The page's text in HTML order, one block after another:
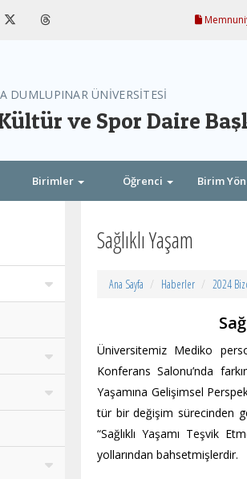
DUMLUPINAR ÜNİVERSİTESİ
ve Spor Daire
Birimler Öğrenci Birim
Sağlıklı Yaşam
Ana Sayfa Haberler 2024
Üniversitemiz Mediko
Konferans Salonu’nda
Yaşamına Gelişimsel
tür bir değişim sürecinden
“Sağlıklı Yaşamı Teşvik
yollarından bahsetmişlerdir.